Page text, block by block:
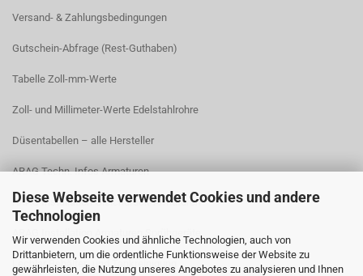
Diese Webseite verwendet Cookies und andere
Technologien
Wir verwenden Cookies und ähnliche Technologien, auch von
Drittanbietern, um die ordentliche Funktionsweise der Website zu
gewährleisten, die Nutzung unseres Angebotes zu analysieren und Ihnen
Versand- & Zahlungsbedingungen​
Gutschein-Abfrage (Rest-Guthaben)
Tabelle Zoll-mm-Werte
Zoll- und Millimeter-Werte Edelstahlrohre
Düsentabellen – alle Hersteller
ARAG Techn. Infos Armaturen
ARAG Installation Gleichdruck-Armaturen
ARAG Installation Armaturen Sprühgeräte
Lechler Behälter- und Tankreinigung